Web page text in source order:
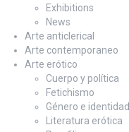
Exhibitions
News
Arte anticlerical
Arte contemporaneo
Arte erótico
Cuerpo y política
Fetichismo
Género e identidad
Literatura erótica